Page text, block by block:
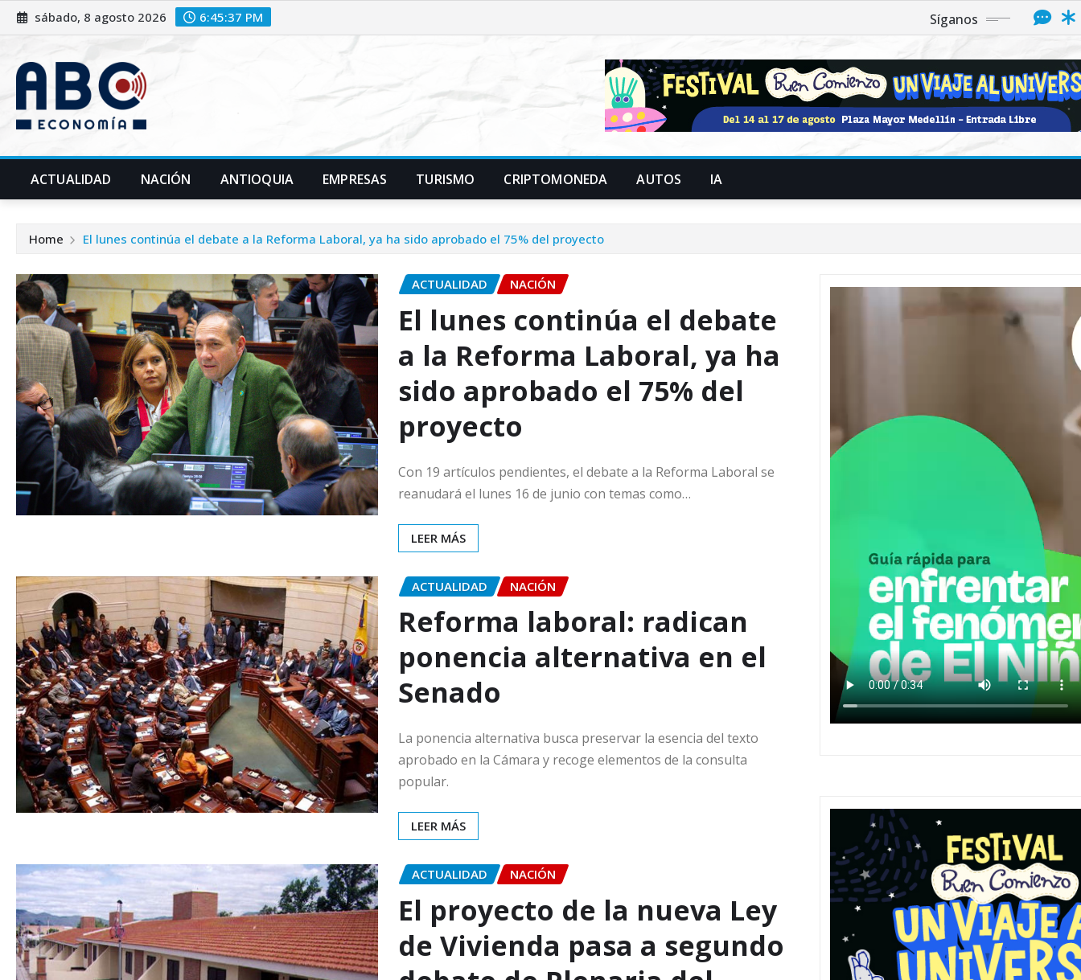
sábado, 8 agosto 2026 6:45:39 PM Síganos
ACTUALIDAD NACIÓN ANTIOQUIA EMPRESAS TURISMO CRIPTOMONEDA AUTOS IA
Home El lunes continúa el debate a la Reforma Laboral, ya ha sido aprobado el 75% del proyecto
ACTUALIDAD NACIÓN
El lunes continúa el debate
a la Reforma Laboral, ya ha
sido aprobado el 75% del
proyecto
Con 19 artículos pendientes, el debate a la Reforma Laboral se
reanudará el lunes 16 de junio con temas como…
LEER MÁS
ACTUALIDAD NACIÓN
Reforma laboral: radican
ponencia alternativa en el
Senado
La ponencia alternativa busca preservar la esencia del texto
aprobado en la Cámara y recoge elementos de la consulta
popular.
LEER MÁS
ACTUALIDAD NACIÓN
El proyecto de la nueva Ley
de Vivienda pasa a segundo